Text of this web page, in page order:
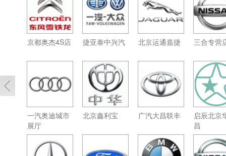
京都奥杰4S店 捷亚泰中兴汽 北京运通嘉捷 三合专营
一汽奥迪城市
展厅
北京鑫利宝 广汽大昌联丰
启辰北京
昌